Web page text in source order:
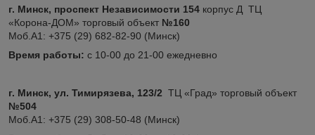
г. Минск, проспект Независимости 154 корпус Д ТЦ
«Корона-ДОМ» торговый объект №160
Моб.А1: +375 (29) 682-82-90 (Минск)
Время работы: с 10-00 до 21-00 ежедневно
г. Минск, ул. Тимирязева, 123/2 ТЦ «Град» торговый объект
№504
Моб.А1: +375 (29) 308-50-48 (Минск)